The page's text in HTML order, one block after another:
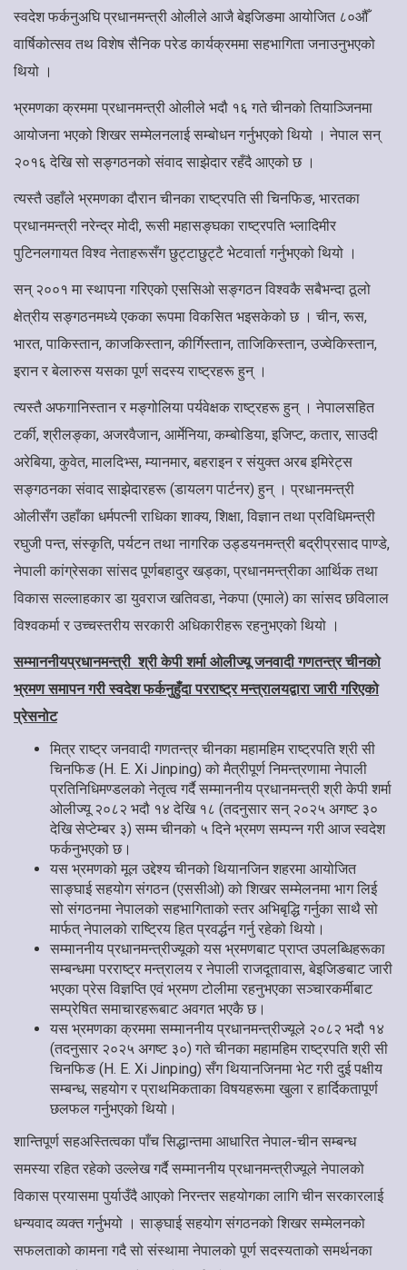
स्वदेश फर्कनुअघि प्रधानमन्त्री ओलीले आजै बेइजिङमा आयोजित ८०औँ
वार्षिकोत्सव तथ विशेष सैनिक परेड कार्यक्रममा सहभागिता जनाउनुभएको
थियो ।
भ्रमणका क्रममा प्रधानमन्त्री ओलीले भदौ १६ गते चीनको तियाञ्जिनमा
आयोजना भएको शिखर सम्मेलनलाई सम्बोधन गर्नुभएको थियो । नेपाल सन्
२०१६ देखि सो सङ्गठनको संवाद साझेदार रहँदै आएको छ ।
त्यस्तै उहाँले भ्रमणका दौरान चीनका राष्ट्रपति सी चिनफिङ, भारतका
प्रधानमन्त्री नरेन्द्र मोदी, रूसी महासङ्घका राष्ट्रपति भ्लादिमीर
पुटिनलगायत विश्व नेताहरूसँग छुट्टाछुट्टै भेटवार्ता गर्नुभएको थियो ।
सन् २००१ मा स्थापना गरिएको एससिओ सङ्गठन विश्वकै सबैभन्दा ठूलो
क्षेत्रीय सङ्गठनमध्ये एकका रूपमा विकसित भइसकेको छ । चीन, रूस,
भारत, पाकिस्तान, काजकिस्तान, कीर्गिस्तान, ताजिकिस्तान, उज्वेकिस्तान,
इरान र बेलारुस यसका पूर्ण सदस्य राष्ट्रहरू हुन् ।
त्यस्तै अफगानिस्तान र मङ्गोलिया पर्यवेक्षक राष्ट्रहरू हुन् । नेपालसहित
टर्की, श्रीलङ्का, अजरवैजान, आर्मेनिया, कम्बोडिया, इजिप्ट, कतार, साउदी
अरेबिया, कुवेत, मालदिभ्स, म्यानमार, बहराइन र संयुक्त अरब इमिरेट्स
सङ्गठनका संवाद साझेदारहरू (डायलग पार्टनर) हुन् । प्रधानमन्त्री
ओलीसँग उहाँका धर्मपत्नी राधिका शाक्य, शिक्षा, विज्ञान तथा प्रविधिमन्त्री
रघुजी पन्त, संस्कृति, पर्यटन तथा नागरिक उड्डयनमन्त्री बद्रीप्रसाद पाण्डे,
नेपाली कांग्रेसका सांसद पूर्णबहादुर खड्का, प्रधानमन्त्रीका आर्थिक तथा
विकास सल्लाहकार डा युवराज खतिवडा, नेकपा (एमाले) का सांसद छविलाल
विश्वकर्मा र उच्चस्तरीय सरकारी अधिकारीहरू रहनुभएको थियो ।
सम्माननीयप्रधानमन्त्री श्री केपी शर्मा ओलीज्यू जनवादी गणतन्त्र चीनको
भ्रमण समापन गरी स्वदेश फर्कनुहुँदा परराष्ट्र मन्त्रालयद्वारा जारी गरिएको
प्रेसनोट
मित्र राष्ट्र जनवादी गणतन्त्र चीनका महामहिम राष्ट्रपति श्री सी
चिनफिङ (H. E. Xi Jinping) को मैत्रीपूर्ण निमन्त्रणामा नेपाली
प्रतिनिधिमण्डलको नेतृत्व गर्दै सम्माननीय प्रधानमन्त्री श्री केपी शर्मा
ओलीज्यू २०८२ भदौ १४ देखि १८ (तदनुसार सन् २०२५ अगष्ट ३०
देखि सेप्टेम्बर ३) सम्म चीनको ५ दिने‍ भ्रमण सम्पन्न गरी आज स्वदेश
फर्कनुभएको छ।
यस भ्रमणको मूल उद्देश्य चीनको थियानजिन शहरमा आयोजित
साङ्घाई सहयोग संगठन (एससीओ) को शिखर सम्मेलनमा भाग लिई
सो संगठनमा नेपालको सहभागिताको स्तर अभिबृद्धि गर्नुका साथै सो
मार्फत् नेपालको राष्ट्रिय हित प्रवर्द्धन गर्नु रहेको थियो।
सम्माननीय प्रधानमन्त्रीज्यूको यस भ्रमणबाट प्राप्त उपलब्धिहरूका
सम्बन्धमा परराष्ट्र मन्त्रालय र नेपाली राजदूतावास, बेइजिङबाट जारी
भएका प्रेस विज्ञप्ति एवं भ्रमण टोलीमा रहनुभएका सञ्चारकर्मीबाट
सम्प्रेषित समाचारहरूबाट अवगत भएकै छ।
यस भ्रमणका क्रममा सम्माननीय प्रधानमन्त्रीज्यूले २०८२ भदौ १४
(तदनुसार २०२५ अगष्ट ३०) गते चीनका महामहिम राष्ट्रपति श्री सी
चिनफिङ (H. E. Xi Jinping) सँग थियानजिनमा भेट गरी दुई पक्षीय
सम्बन्ध, सहयोग र प्राथमिकताका विषयहरूमा खुला र हार्दिकतापूर्ण
छलफल गर्नुभएको थियो।
शान्तिपूर्ण सहअस्तित्वका पाँच सिद्धान्तमा आधारित नेपाल-चीन सम्बन्ध
समस्या रहित रहेको उल्लेख गर्दै सम्माननीय प्रधानमन्त्रीज्यूले नेपालको
विकास प्रयासमा पुर्याउँदै आएको निरन्तर सहयोगका लागि चीन सरकारलाई
धन्यवाद व्यक्त गर्नुभयो । साङ्घाई सहयोग संगठनको शिखर सम्मेलनको
सफलताको कामना गदै सो संस्थामा नेपालको पूर्ण सदस्यताको समर्थनका